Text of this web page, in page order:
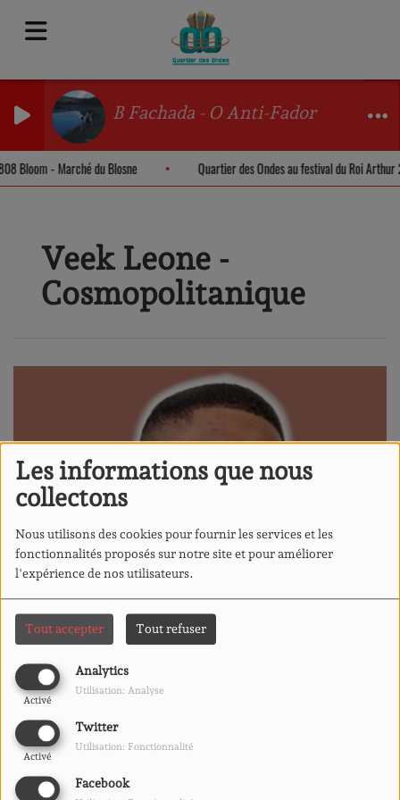
Les informations que nous
collectons
Nous utilisons des cookies pour fournir les services et les
fonctionnalités proposés sur notre site et pour améliorer
l'expérience de nos utilisateurs.
Tout accepter Tout refuser
Analytics
Activé
Utilisation: Analyse
Twitter
Activé
Utilisation: Fonctionnalité
Facebook
B Fachada - O Anti-Fador
Bloom - Marché du Blosne Quartier des Ondes au festival du Roi
Veek Leone -
Cosmopolitanique
07 MAI 2026
ÉCOUTER LE PODCAST